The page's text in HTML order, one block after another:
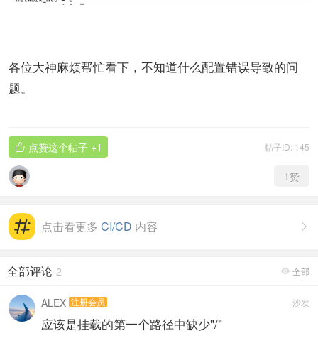
各位大神麻烦帮忙看下，不知道什么配置错误导致的问
题。
帖子ID: 145
 点赞这个帖子 +1
1赞

点击看更多 CI/CD 内容
 全部
全部评论 2
沙发
ALEX 注册会员
应该是挂载的第一个路径中缺少"/"